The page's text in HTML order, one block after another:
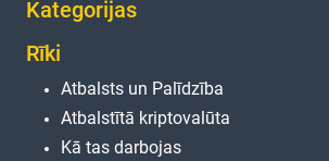
Kategorijas
Rīki
Atbalsts un Palīdzība
Atbalstītā kriptovalūta
Kā tas darbojas